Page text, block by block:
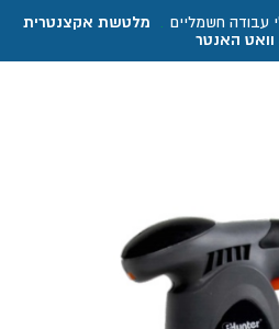
עבודה חשמליים
מלטשת אקצנטרית